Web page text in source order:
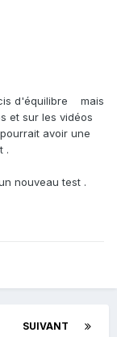
d'équilibre mais
et sur les vidéos
avoir une
.
nouveau test .
SUIVANT